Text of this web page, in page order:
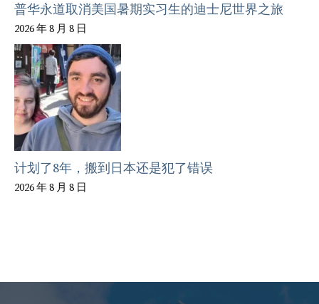
普华永道取消美国暑期实习生的迪士尼世界之旅
2026 年 8 月 8 日
计划了8年，搬到日本还是犯了错误
2026 年 8 月 8 日